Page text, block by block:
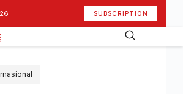
SUBSCRIPTION